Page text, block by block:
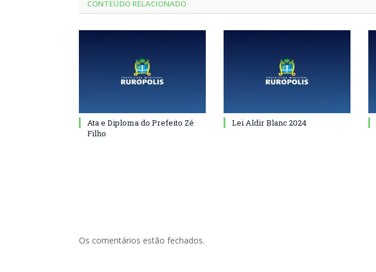
CONTEÚDO RELACIONADO
Ata e Diploma do Prefeito Zé
Filho
Lei Aldir Blanc 2024
Os comentários estão fechados.